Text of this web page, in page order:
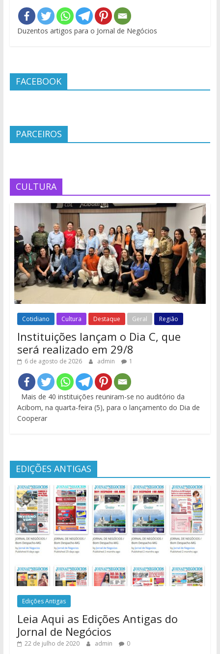
Duzentos artigos para o Jornal de Negócios
FACEBOOK
PARCEIROS
CULTURA
Cotidiano Cultura Destaque Geral Região
Instituições lançam o Dia C, que
será realizado em 29/8
6 de agosto de 2026 admin 1
Mais de 40 instituições reuniram-se no auditório da
Acibom, na quarta-feira (5), para o lançamento do Dia de
Cooperar
EDIÇÕES ANTIGAS
Edições Antigas
Leia Aqui as Edições Antigas do
Jornal de Negócios
22 de julho de 2020 admin 0